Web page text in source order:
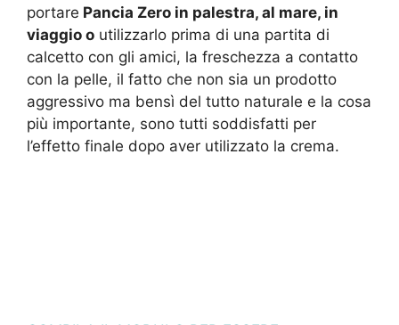
portare Pancia Zero in palestra, al mare, in
viaggio o utilizzarlo prima di una partita di
calcetto con gli amici, la freschezza a contatto
con la pelle, il fatto che non sia un prodotto
aggressivo ma bensì del tutto naturale e la cosa
più importante, sono tutti soddisfatti per
l’effetto finale dopo aver utilizzato la crema.